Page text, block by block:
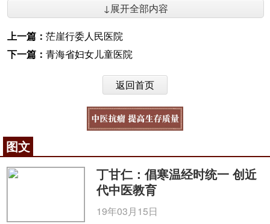
↓展开全部内容
上一篇： 茫崖行委人民医院
下一篇： 青海省妇女儿童医院
返回首页
图文
丁甘仁：倡寒温经时统一 创近
代中医教育
19年03月15日